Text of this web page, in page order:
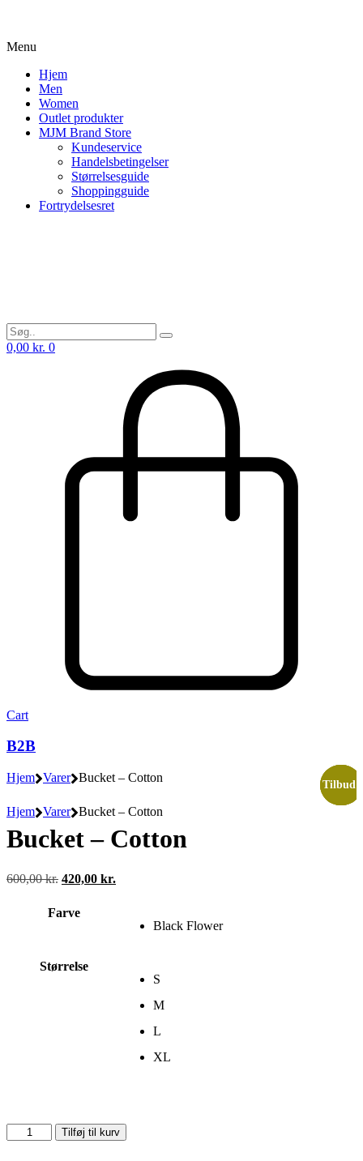
Menu
Hjem
Men
Women
Outlet produkter
MJM Brand Store
Kundeservice
Handelsbetingelser
Størrelsesguide
Shoppingguide
Fortrydelsesret
0,00 kr. 0
Cart
B2B
Hjem Varer Bucket – Cotton
Hjem Varer Bucket – Cotton
Bucket – Cotton
600,00kr. Den
var:
420,00 kr.
Farve
Black Flower
Størrelse
S
M
L
XL
Bucket
-
Tilføj til kurv
Tilbud!
Tilbud!
Tilbud!